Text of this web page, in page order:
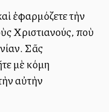
ἐφαρμόζετε τὴν
Χριστιανούς, ποὺ
Σᾶς
μὲ ἀκόμη
αὐτὴν